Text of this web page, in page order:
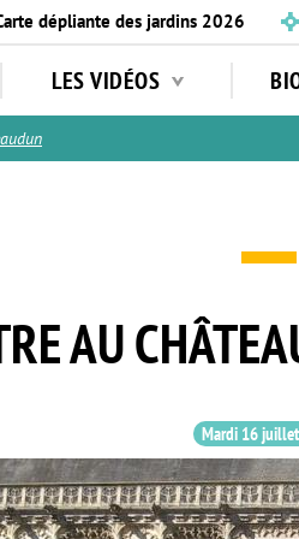
dépliante des jardins 2026
LES VIDÉOS
AU
Mardi 16